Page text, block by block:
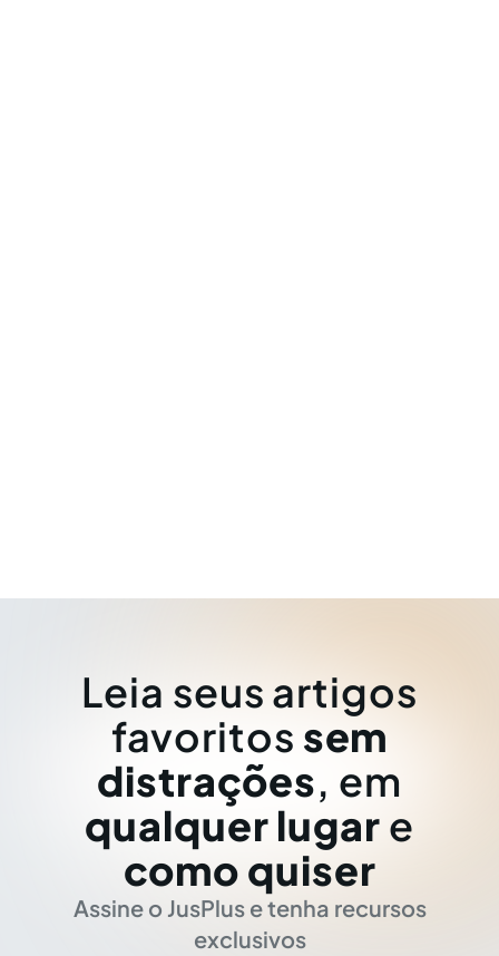
Leia seus artigos
favoritos sem
distrações, em
qualquer lugar e
como quiser
Assine o JusPlus e tenha recursos
exclusivos